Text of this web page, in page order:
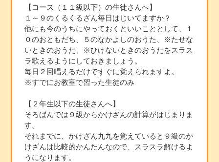
【コース（１１級以下）の生徒さんへ】
１～９のくるくるざん毎日はじいてますか？
他にも今のうちにやっておくといいこととして、１
０のおともだち、５のなかよしのおうた、※たせな
いときのおうた、※ひけないときのおうたをスラス
ラ歌えるようにしておきましょう。
毎日２回唱えるだけですぐに覚えられますよ。
※すでにお教室で習った生徒のみ
【２年生以下の生徒さんへ】
そろばんでは９級からかけざんの計算がはじまりま
す。
それまでに、かけざん九九を覚えていると９級のか
けざんは比較的かんたんなので、スラスラ解けるよ
うになります。